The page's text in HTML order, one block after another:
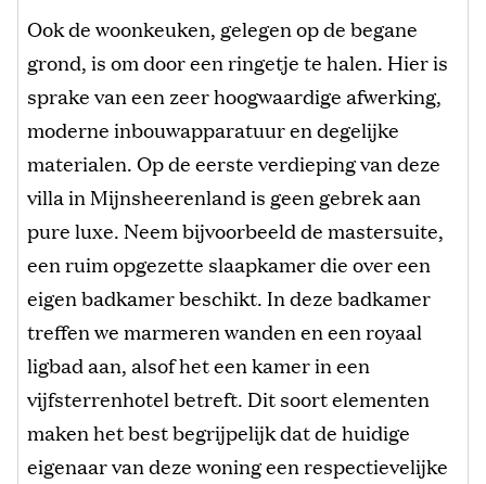
Ook de woonkeuken, gelegen op de begane
grond, is om door een ringetje te halen. Hier is
sprake van een zeer hoogwaardige afwerking,
moderne inbouwapparatuur en degelijke
materialen. Op de eerste verdieping van deze
villa in Mijnsheerenland is geen gebrek aan
pure luxe. Neem bijvoorbeeld de mastersuite,
een ruim opgezette slaapkamer die over een
eigen badkamer beschikt. In deze badkamer
treffen we marmeren wanden en een royaal
ligbad aan, alsof het een kamer in een
vijfsterrenhotel betreft. Dit soort elementen
maken het best begrijpelijk dat de huidige
eigenaar van deze woning een respectievelijke